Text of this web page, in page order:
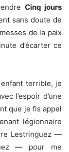
Cinq jours
sans doute de
de la paix
d’écarter ce
terrible, je
l’espoir d’une
que je fis appel
légionnaire
Lestringuez —
— pour me